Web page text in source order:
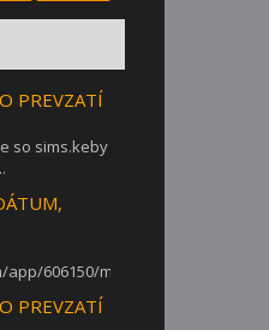
PREVZATÍ
so sims.keby
606150/moonlighter/
PREVZATÍ